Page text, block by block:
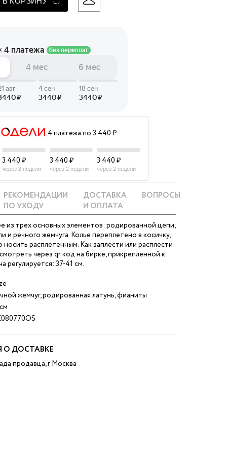
4 платежа по 3 440 ₽
3 440 ₽
через 2 недели
3 440 ₽
через 2 недели
3 440 ₽
через 2 недели
РЕКОМЕНДАЦИИ
ПО УХОДУ
ДОСТАВКА
И ОПЛАТА
ВОПРОСЫ
из трех основных элементов: родированной цепи,
и речного жемчуга. Колье переплетено в косичку,
расплетенным. Как заплести или расплести
через qr код на бирке, прикрепленной к
регулируется: 37-41 см.
жемчуг, родированная латунь, фианиты
ДОСТАВКЕ
продавца, г Москва